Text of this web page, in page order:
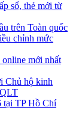
sổ, thẻ mới từ
trên Toàn quốc
chỉnh mức
mới nhất
Chủ hộ kinh
tại TP Hồ Chí